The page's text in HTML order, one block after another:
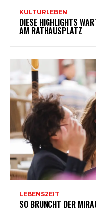
KULTURLEBEN
DIESE HIGHLIGHTS
AM RATHAUSPLATZ
LEBENSZEIT
SO BRUNCHT DER